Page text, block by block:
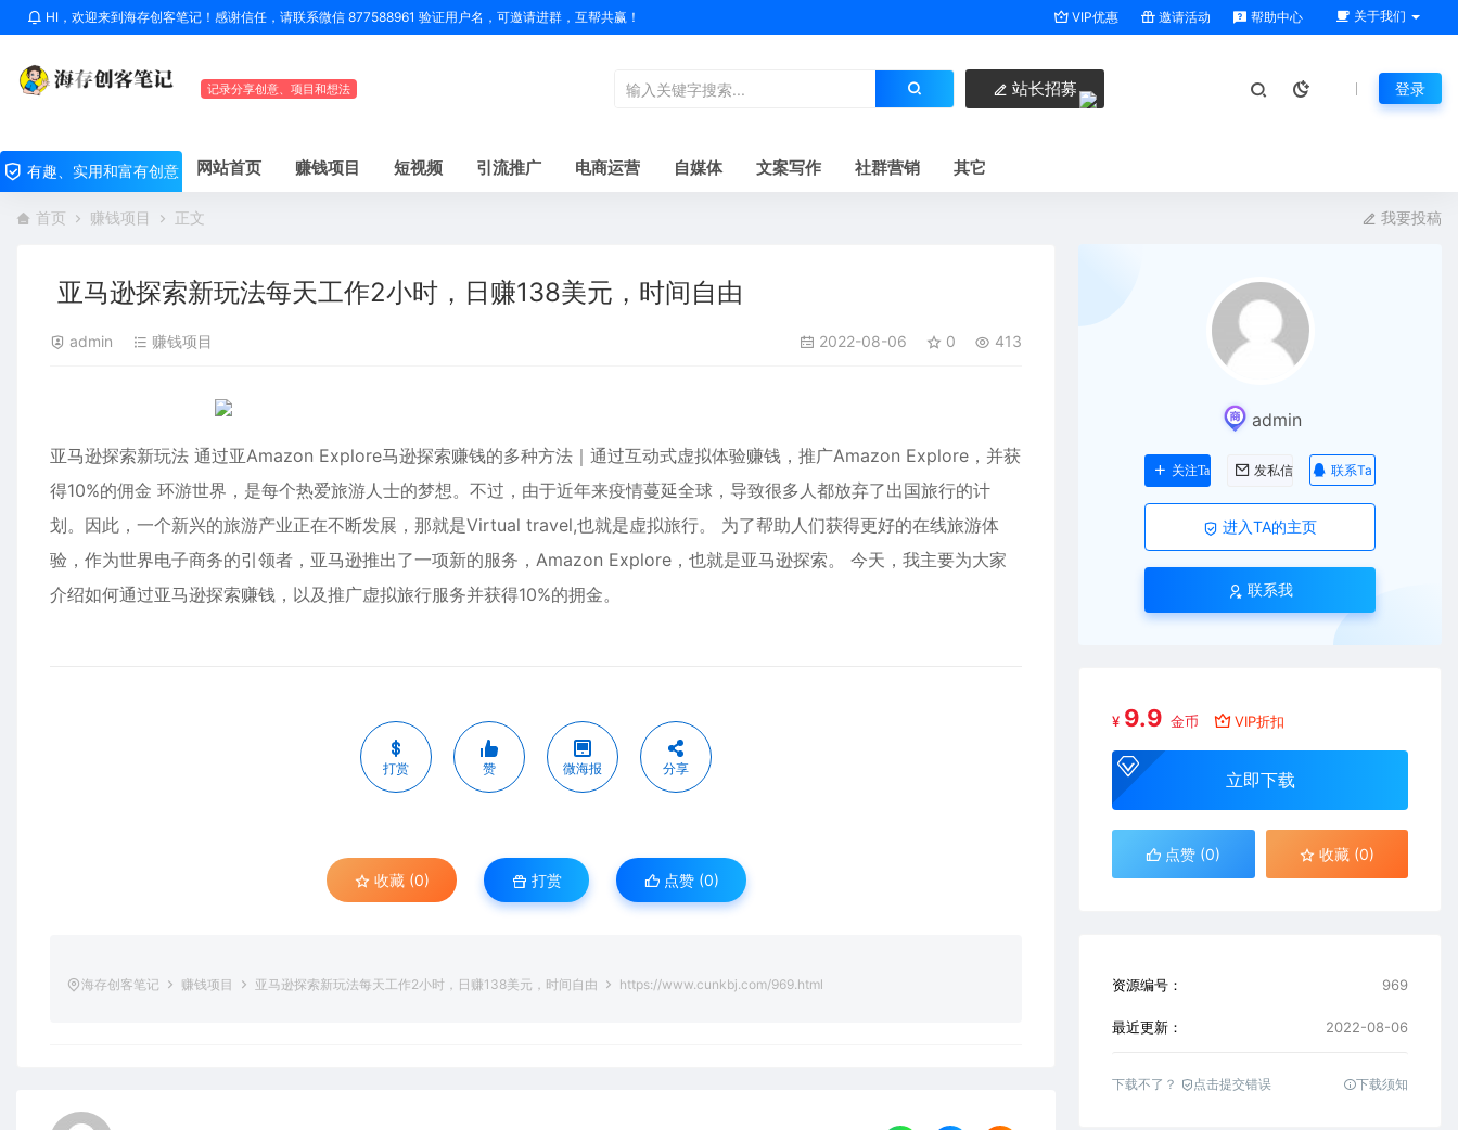
HI，欢迎来到海存创客笔记！感谢信任，请联系微信 877588961 验证用户名，可邀请进群，互帮共赢！ VIP优惠 邀请活动 帮助中心 关于我们
记录分享创意、项目和想法 站长招募 登录
有趣、实用和富有创意 网站首页 赚钱项目 短视频 引流推广 电商运营 自媒体 文案写作 社群营销 其它
首页 赚钱项目 正文 我要投稿
亚马逊探索新玩法每天工作2小时，日赚138美元，时间自由
admin 赚钱项目 2022-08-06 0 413
亚马逊探索新玩法 通过亚Amazon Explore马逊探索赚钱的多种方法｜通过互动式虚拟体验赚钱，推广Amazon Explore，并获
得10%的佣金 环游世界，是每个热爱旅游人士的梦想。不过，由于近年来疫情蔓延全球，导致很多人都放弃了出国旅行的计
划。因此，一个新兴的旅游产业正在不断发展，那就是Virtual travel,也就是虚拟旅行。 为了帮助人们获得更好的在线旅游体
验，作为世界电子商务的引领者，亚马逊推出了一项新的服务，Amazon Explore，也就是亚马逊探索。 今天，我主要为大家
介绍如何通过亚马逊探索赚钱，以及推广虚拟旅行服务并获得10%的拥金。
打赏 赞 微海报 分享
收藏 (0) 打赏 点赞 (0)
海存创客笔记 赚钱项目 亚马逊探索新玩法每天工作2小时，日赚138美元，时间自由 https://www.cunkbj.com/969.html
admin
关注Ta 发私信 联系Ta
进入TA的主页
联系我
¥ 9.9 金币 VIP折扣
立即下载
点赞 (0) 收藏 (0)
资源编号： 969
最近更新： 2022-08-06
下载不了？ 点击提交错误 下载须知